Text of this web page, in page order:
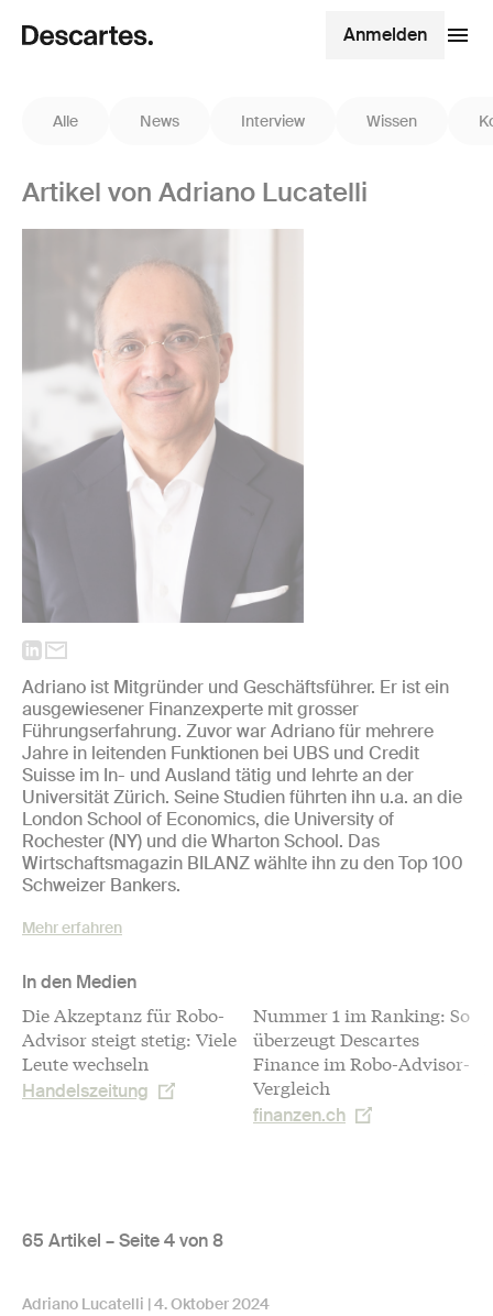
Anmelden
Alle News Interview Wissen
Artikel von Adriano Lucatelli
Adriano ist Mitgründer und Geschäftsführer. Er ist ein
ausgewiesener Finanzexperte mit grosser
Führungserfahrung. Zuvor war Adriano für mehrere
Jahre in leitenden Funktionen bei UBS und Credit
Suisse im In-­ und Ausland tätig und lehrte an der
Universität Zürich. Seine Studien führten ihn u.a. an die
London School of Economics, die University of
Rochester (NY) und die Wharton School. Das
Wirtschaftsmagazin BILANZ wählte ihn zu den Top 100
Schweizer Bankers.
Mehr erfahren
In den Medien
Die Akzeptanz für Robo-
Advisor steigt stetig: Viele
Leute wechseln
Handelszeitung
Nummer 1 im Ranking: So
überzeugt Descartes
Finance im Robo-Advisor-
Vergleich
finanzen.ch
65 Artikel – Seite 4 von 8
Adriano Lucatelli 4. Oktober 2024